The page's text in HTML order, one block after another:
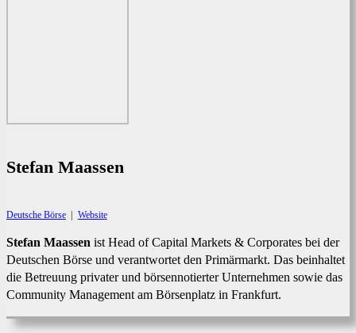
Stefan Maassen
Deutsche Börse | Website
Stefan Maassen ist Head of Capital Markets & Corporates bei der
Deutschen Börse und verantwortet den Primärmarkt. Das beinhaltet
die Betreuung privater und börsennotierter Unternehmen sowie das
Community Management am Börsenplatz in Frankfurt.